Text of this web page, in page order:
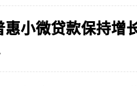
惠小微贷款保持增